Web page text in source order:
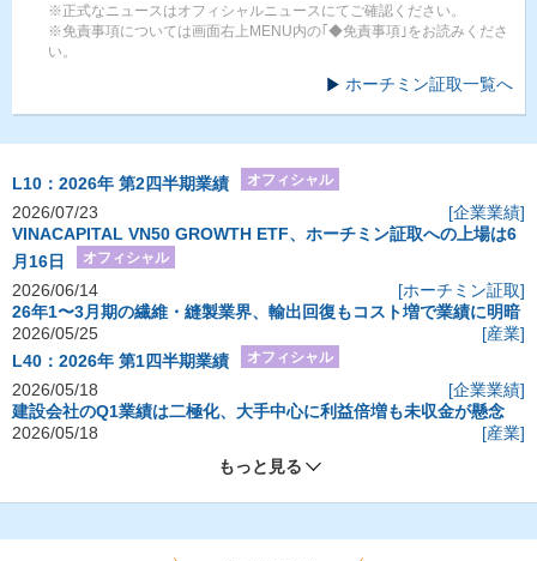
※正式なニュースはオフィシャルニュースにてご確認ください。
※免責事項については画面右上MENU内の｢◆免責事項｣をお読みくださ
い。
ホーチミン証取一覧へ
L10：2026年 第2四半期業績 オフィシャル
2026/07/23
[企業業績]
VINACAPITAL VN50 GROWTH ETF、ホーチミン証取への上場は6
月16日
オフィシャル
2026/06/14
[ホーチミン証取]
26年1〜3月期の繊維・縫製業界、輸出回復もコスト増で業績に明暗
2026/05/25
[産業]
L40：2026年 第1四半期業績
オフィシャル
2026/05/18
[企業業績]
建設会社のQ1業績は二極化、大手中心に利益倍増も未収金が懸念
2026/05/18
[産業]
もっと見る